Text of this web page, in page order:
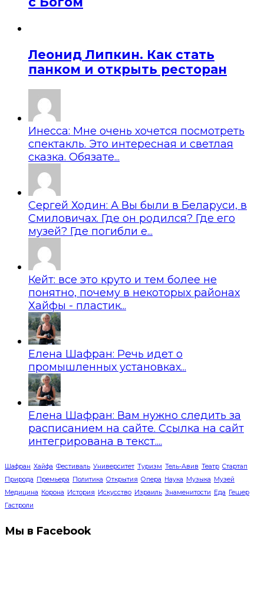
Леонид Липкин. Как стать
панком и открыть ресторан
Инесса: Мне очень хочется посмотреть
спектакль. Это интересная и светлая
сказка. Обязате...
Сергей Ходин: А Вы были в Беларуси, в
Смиловичах. Где он родился? Где его
музей? Где погибли е...
Кейт: все это круто и тем более не
понятно, почему в некоторых районах
Хайфы - пластик...
Елена Шафран: Речь идет о
промышленных установках...
Елена Шафран: Вам нужно следить за
расписанием на сайте. Ссылка на сайт
интегрирована в текст....
Шафран Хайфа Фестиваль Университет Туризм Тель-Авив Театр Стартап
Природа Премьера Политика Открытия Опера Наука Музыка Музей
Медицина Корона История Искусство Израиль Знаменитости Еда Гешер
Гастроли
Мы в Facebook